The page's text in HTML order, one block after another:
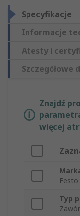
Specyfikacje
Informacje
Atesty i
Szczegółowe
Znajdź
więcej
Festo
Typ